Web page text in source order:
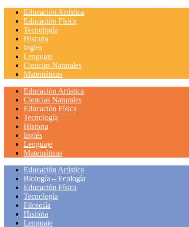
Educación Artística
Educación Física
Tecnología
Historia
Inglés
Lenguaje
Ciencias Naturales
Matemáticas
Educación Artística
Ciencias Naturales
Educación Física
Tecnología
Historia
Inglés
Lenguaje
Matemáticas
Educación Artística
Biología – Ecología
Educación Física
Tecnología
Filosofía
Historia
Lenguaje